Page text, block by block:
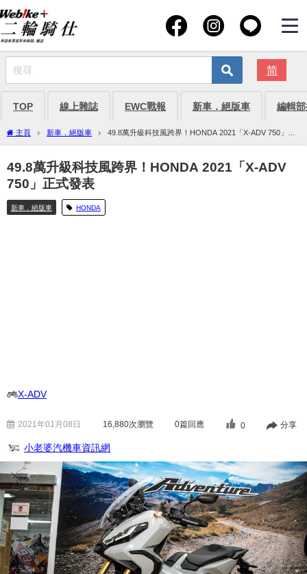
简
TOP 線上雜誌 EWC戰報 新車．絕版車 編輯
主頁 新車．絕版車
49.8萬升級科技風跨界！HONDA 2021「X-ADV 750」正
式發表
49.8萬升級科技風跨界！HONDA 2021「X-ADV
750」正式發表
新車．絕版車 HONDA
X-ADV
2021年01月08日 16,880次瀏覽 0篇回應 0 分享
小老婆汽機車資訊網